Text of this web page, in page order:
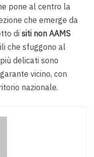
pone al centro la
che emerge da
di siti non AAMS
che sfuggono al
delicati sono
vicino, con
nazionale.